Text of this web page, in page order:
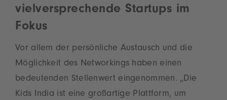
vielversprechende Startups im
Fokus
Vor allem der persönliche Austausch und die
Möglichkeit des Networkings haben einen
bedeutenden Stellenwert eingenommen. „Die
Kids India ist eine großartige Plattform, um